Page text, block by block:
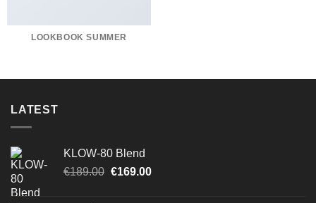
LOOKBOOK SUMMER
LATEST
KLOW-80 Blend
€189.00 Original
€169.00Η